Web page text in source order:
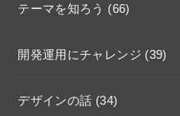
テーマを知ろう (66)
開発運用にチャレンジ (39)
デザインの話 (34)